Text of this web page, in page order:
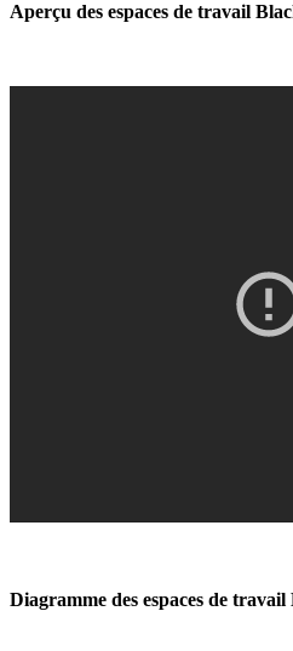
Aperçu des espaces de travail
Diagramme des espaces de